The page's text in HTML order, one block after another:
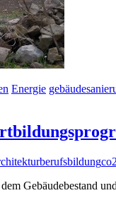
Energie
berufsbildungco2
Gebäudebestand